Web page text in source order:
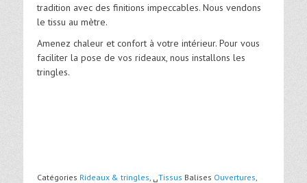
tradition avec des finitions impeccables. Nous vendons
le tissu au mètre.
Amenez chaleur et confort à votre intérieur. Pour vous
faciliter la pose de vos rideaux, nous installons les
tringles.
Catégories Rideaux & tringles, ␣Tissus Balises Ouvertures,